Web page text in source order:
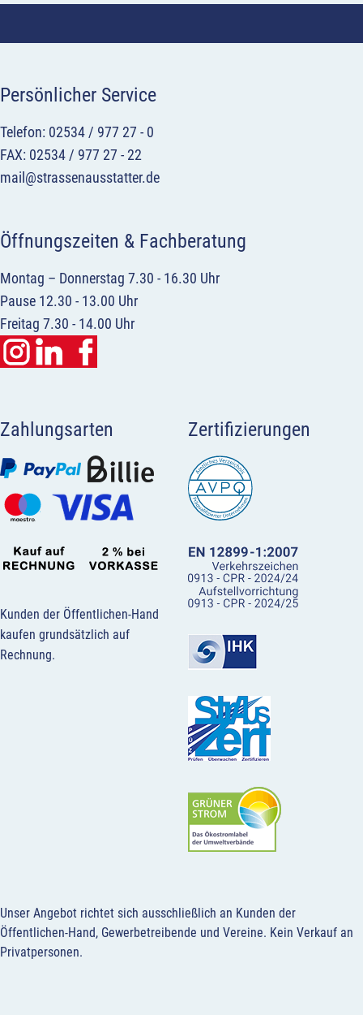
Persönlicher Service
Telefon: 02534 / 977 27 - 0
FAX: 02534 / 977 27 - 22
mail@strassenausstatter.de
Öffnungszeiten & Fachberatung
Montag – Donnerstag 7.30 - 16.30 Uhr
Pause 12.30 - 13.00 Uhr
Freitag 7.30 - 14.00 Uhr
Zahlungsarten
Kunden der Öffentlichen-Hand
kaufen grundsätzlich auf
Rechnung.
Zertifizierungen
Unser Angebot richtet sich ausschließlich an Kunden der
Öffentlichen-Hand, Gewerbetreibende und Vereine. Kein Verkauf an
Privatpersonen.